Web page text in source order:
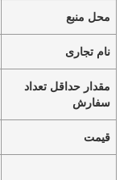
محل منبع
نام تجاری
مقدار حداقل تعداد
سفارش
قیمت